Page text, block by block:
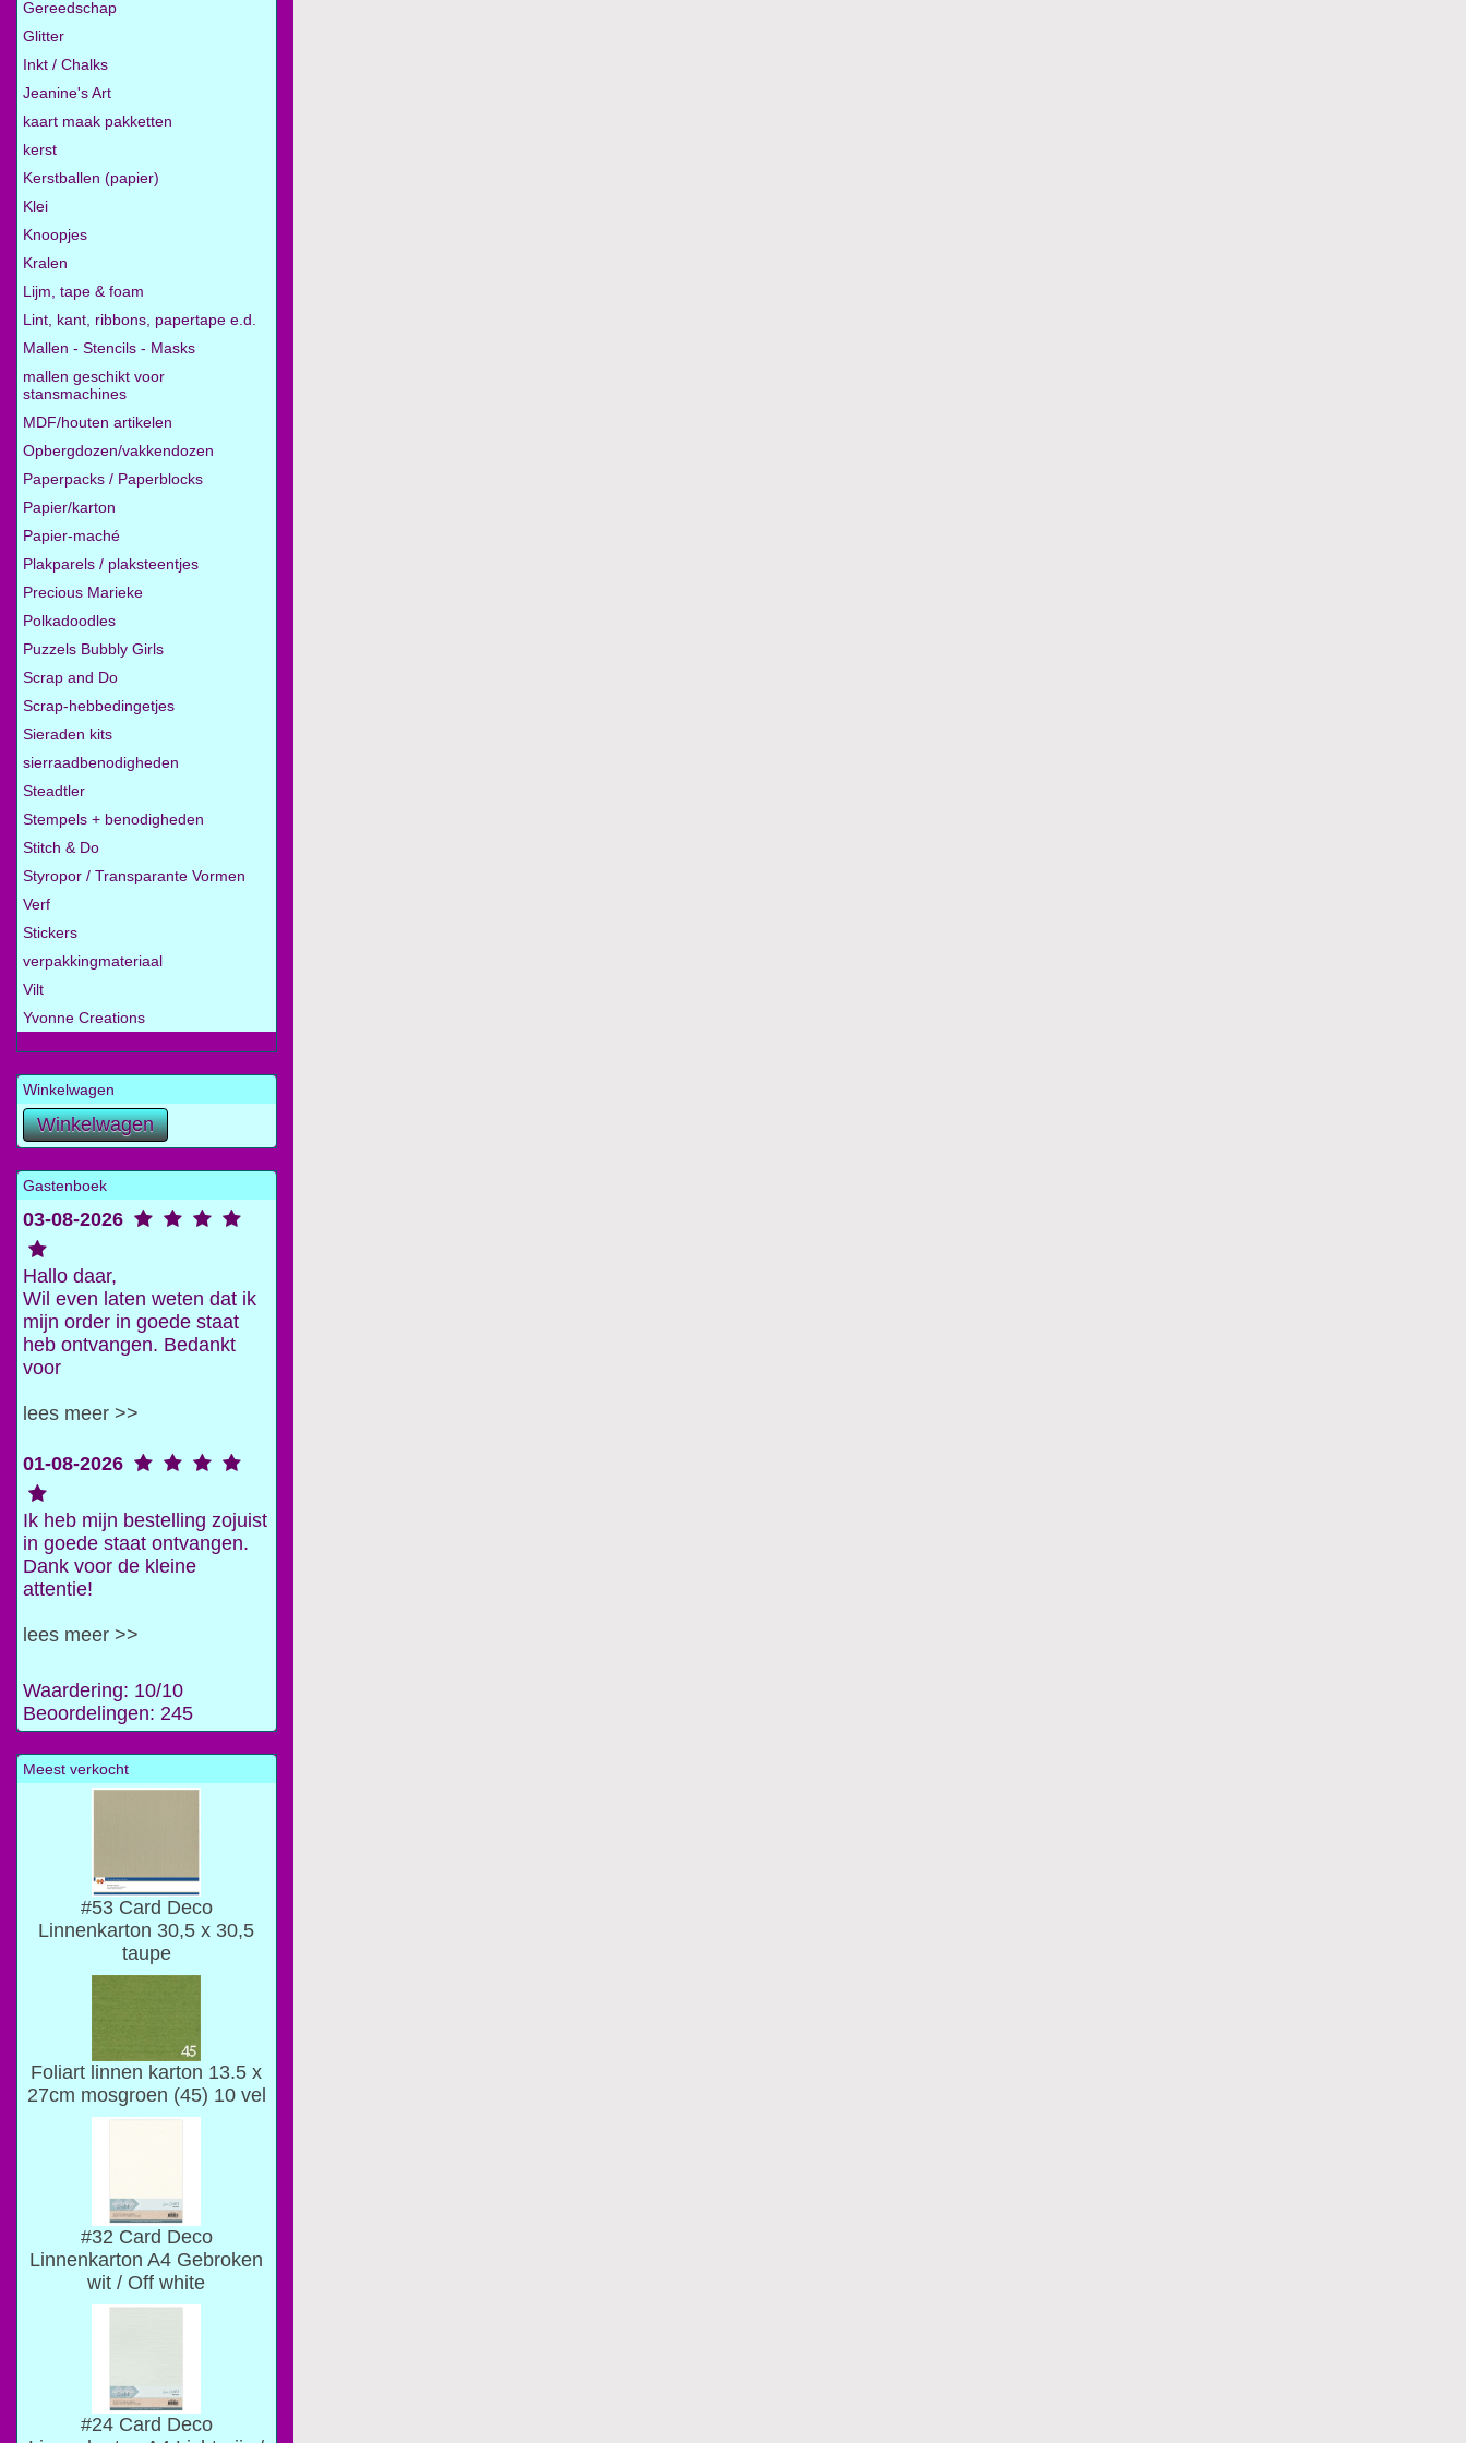
Gereedschap
Glitter
Inkt / Chalks
Jeanine's Art
kaart maak pakketten
kerst
Kerstballen (papier)
Klei
Knoopjes
Kralen
Lijm, tape & foam
Lint, kant, ribbons, papertape e.d.
Mallen - Stencils - Masks
mallen geschikt voor
stansmachines
MDF/houten artikelen
Opbergdozen/vakkendozen
Paperpacks / Paperblocks
Papier/karton
Papier-maché
Plakparels / plaksteentjes
Precious Marieke
Polkadoodles
Puzzels Bubbly Girls
Scrap and Do
Scrap-hebbedingetjes
Sieraden kits
sierraadbenodigheden
Steadtler
Stempels + benodigheden
Stitch & Do
Styropor / Transparante Vormen
Verf
Stickers
verpakkingmateriaal
Vilt
Yvonne Creations
Winkelwagen
Gastenboek
03-08-2026
Hallo daar,
Wil even laten weten dat ik
mijn order in goede staat
heb ontvangen. Bedankt
voor
lees meer >>
01-08-2026
Ik heb mijn bestelling zojuist
in goede staat ontvangen.
Dank voor de kleine
attentie!
lees meer >>
Waardering: 10/10
Beoordelingen: 245
Meest verkocht
#53 Card Deco
Linnenkarton 30,5 x 30,5
taupe
Foliart linnen karton 13.5 x
27cm mosgroen (45) 10 vel
#32 Card Deco
Linnenkarton A4 Gebroken
wit / Off white
#24 Card Deco